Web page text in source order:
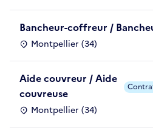
Bancheur-coffreur /
Montpellier (34)
Aide couvreur / Aide
couvreuse
Montpellier (34)